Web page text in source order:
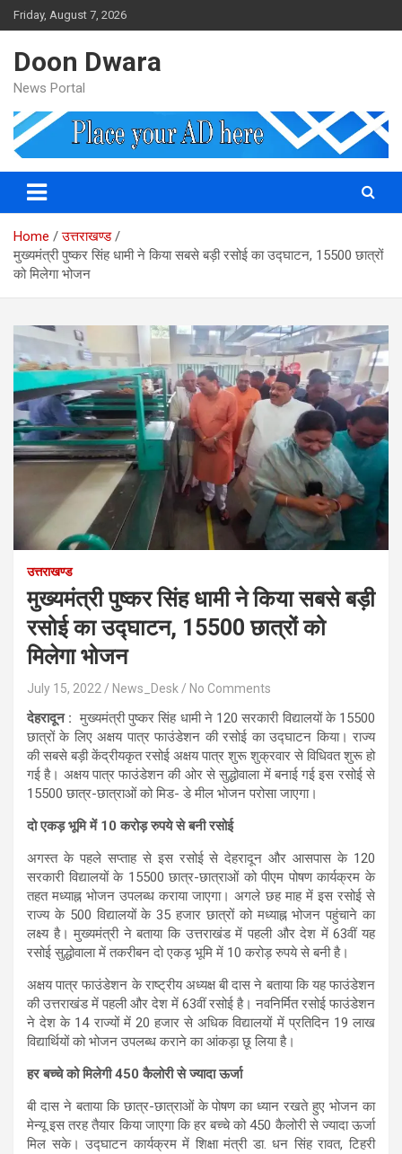
Skip
to
Friday, August 7, 2026
Doon Dwara
News Portal
Home
उत्तराखण्ड
मुख्यमंत्री पुष्कर सिंह धामी ने किया सबसे बड़ी रसोई का उद्घाटन, 15500 छात्रों
को मिलेगा भोजन
उत्तराखण्ड
मुख्यमंत्री पुष्कर सिंह धामी ने किया सबसे बड़ी
रसोई का उद्घाटन, 15500 छात्रों को
मिलेगा भोजन
July 15, 2022 News_Desk No Comments
देहरादून :मुख्यमंत्री पुष्कर सिंह धामी ने 120 सरकारी विद्यालयों के 15500
छात्रों के लिए अक्षय पात्र फाउंडेशन की रसोई का उद्घाटन किया। राज्य
की सबसे बड़ी केंद्रीयकृत रसोई अक्षय पात्र शुरू शुक्रवार से विधिवत शुरू हो
गई है। अक्षय पात्र फाउंडेशन की ओर से सुद्धोवाला में बनाई गई इस रसोई से
15500 छात्र-छात्राओं को मिड- डे मील भोजन परोसा जाएगा।
दो एकड़ भूमि में 10 करोड़ रुपये से बनी रसोई
अगस्त के पहले सप्ताह से इस रसोई से देहरादून और आसपास के 120
सरकारी विद्यालयों के 15500 छात्र-छात्राओं को पीएम पोषण कार्यक्रम के
तहत मध्याह्न भोजन उपलब्ध कराया जाएगा। अगले छह माह में इस रसोई से
राज्य के 500 विद्यालयों के 35 हजार छात्रों को मध्याह्न भोजन पहुंचाने का
लक्ष्य है। मुख्यमंत्री ने बताया कि उत्तराखंड में पहली और देश में 63वीं यह
रसोई सुद्धोवाला में तकरीबन दो एकड़ भूमि में 10 करोड़ रुपये से बनी है।
अक्षय पात्र फाउंडेशन के राष्ट्रीय अध्यक्ष बी दास ने बताया कि यह फाउंडेशन
की उत्तराखंड में पहली और देश में 63वीं रसोई है। नवनिर्मित रसोई फाउंडेशन
ने देश के 14 राज्यों में 20 हजार से अधिक विद्यालयों में प्रतिदिन 19 लाख
विद्यार्थियों को भोजन उपलब्ध कराने का आंकड़ा छू लिया है।
हर बच्चे को म‍िलेगी 450 कैलोरी से ज्यादा ऊर्जा
बी दास ने बताया कि छात्र-छात्राओं के पोषण का ध्यान रखते हुए भोजन का
मेन्यू इस तरह तैयार किया जाएगा कि हर बच्चे को 450 कैलोरी से ज्यादा ऊर्जा
मिल सके। उद्घाटन कार्यक्रम में शिक्षा मंत्री डा. धन सिंह रावत, टिहरी